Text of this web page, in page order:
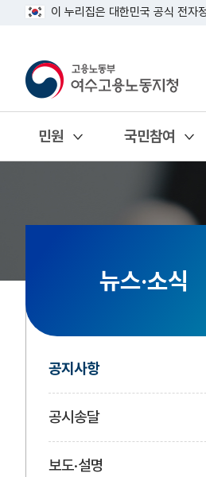
이 누리집은 대한민국 공식 전자
민원
열기
국민참여
열기
뉴스·소식
공지사항
공시송달
보도·설명